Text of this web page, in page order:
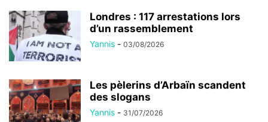
Londres : 117 arrestations lors
d’un rassemblement
Yannis - 03/08/2026
Les pèlerins d’Arbaïn scandent
des slogans
Yannis - 31/07/2026